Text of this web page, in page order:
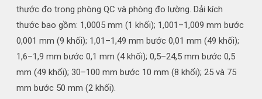
thước đo trong phòng QC và phòng đo lường. Dải kích
thước bao gồm: 1,0005 mm (1 khối); 1,001–1,009 mm bước
0,001 mm (9 khối); 1,01–1,49 mm bước 0,01 mm (49 khối);
1,6–1,9 mm bước 0,1 mm (4 khối); 0,5–24,5 mm bước 0,5
mm (49 khối); 30–100 mm bước 10 mm (8 khối); 25 và 75
mm bước 50 mm (2 khối).